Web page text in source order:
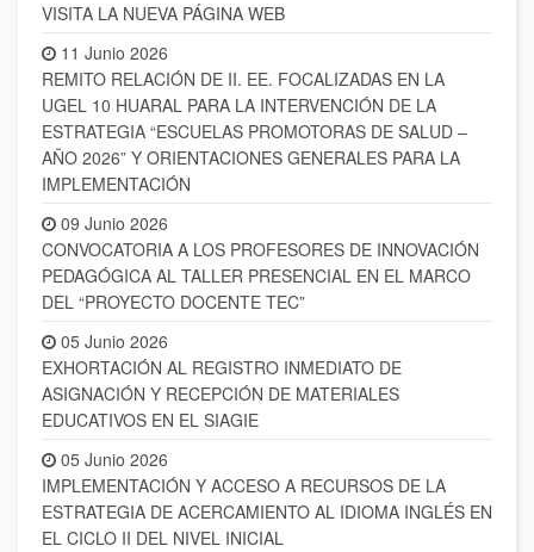
VISITA LA NUEVA PÁGINA WEB
11 Junio 2026
REMITO RELACIÓN DE II. EE. FOCALIZADAS EN LA
UGEL 10 HUARAL PARA LA INTERVENCIÓN DE LA
ESTRATEGIA “ESCUELAS PROMOTORAS DE SALUD –
AÑO 2026” Y ORIENTACIONES GENERALES PARA LA
IMPLEMENTACIÓN
09 Junio 2026
CONVOCATORIA A LOS PROFESORES DE INNOVACIÓN
PEDAGÓGICA AL TALLER PRESENCIAL EN EL MARCO
DEL “PROYECTO DOCENTE TEC”
05 Junio 2026
EXHORTACIÓN AL REGISTRO INMEDIATO DE
ASIGNACIÓN Y RECEPCIÓN DE MATERIALES
EDUCATIVOS EN EL SIAGIE
05 Junio 2026
IMPLEMENTACIÓN Y ACCESO A RECURSOS DE LA
ESTRATEGIA DE ACERCAMIENTO AL IDIOMA INGLÉS EN
EL CICLO II DEL NIVEL INICIAL